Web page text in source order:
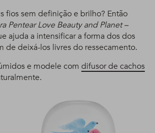
fios sem definição e brilho? Então
Pentear Love Beauty and Planet –
ajuda a intensificar a forma dos dos
de deixá-los livres do ressecamento.
e modele com difusor de cachos